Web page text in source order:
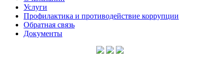
Услуги
Профилактика и противодействие коррупции
Обратная связь
Документы